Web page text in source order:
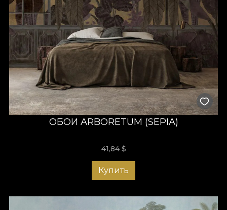
ОБОИ ARBORETUM (SEPIA)
41,84 $
Купить